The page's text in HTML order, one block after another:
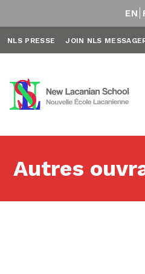
EN
NLS PRESSE JOIN NLS
Autres